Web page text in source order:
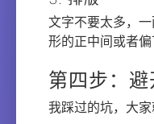
文字不要太多，
形的正中间或者偏
第四步：
我踩过的坑，大家